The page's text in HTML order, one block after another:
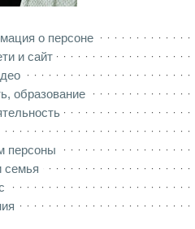
о персоне
и сайт
образование
персоны
семья